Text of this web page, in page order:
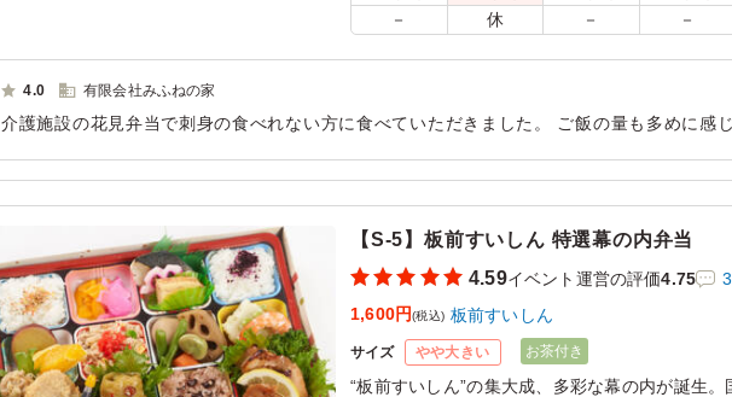
－ 休 － －
4.0 有限会社みふねの家
介護施設の花見弁当で刺身の食べれない方に食べていただきました。 ご飯の量も多めに感
【S-5】板前すいしん 特選幕の内弁当
4.59イベント運営の評価4.75
1,600円(税込) 板前すいしん
サイズ やや大きい お茶付き
“板前すいしん”の集大成、多彩な幕の内が誕生。